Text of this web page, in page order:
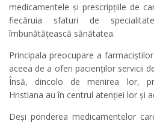
medicamentele și prescripțiile de
fiecăruia sfaturi de
îmbunătățească sănătatea.
Principala preocupare a
aceea de a oferi pacienților servicii
Însă, dincolo de menirea lor,
Hristiana au în centrul atenției lor și
Deși ponderea medicamentelor